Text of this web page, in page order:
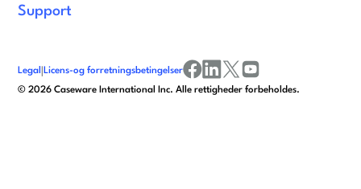
Support
©2026 Caseware International Inc. Alle rettigheder forbeholdes.
Legal |Licens-og forretningsbetingelser
facebook
linkedinx/twitter
youtube